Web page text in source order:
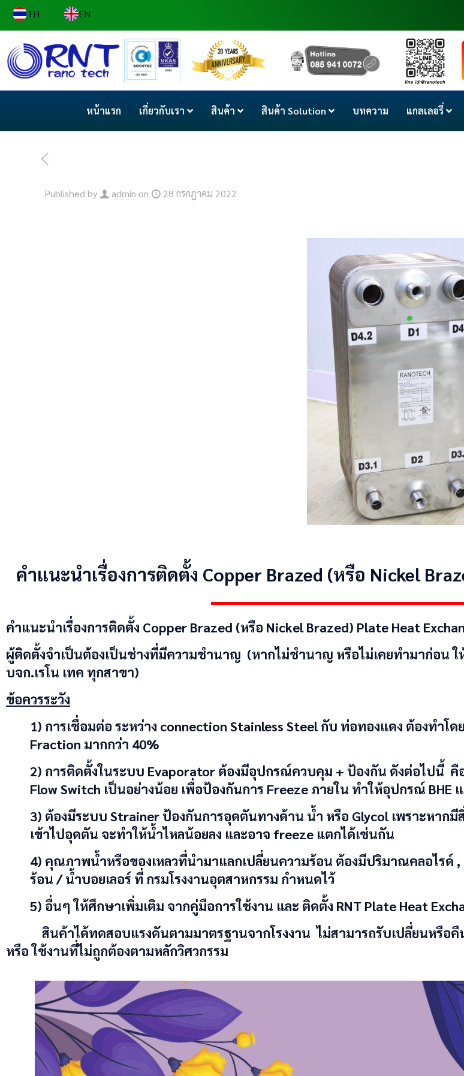
TH EN
หน้าแรก เกี่ยวกับเรา สินค้า สินค้า Solution บทความ แกลเลอรี่
Published by admin on 28 กรกฎาคม 2022
คำแนะนำเรื่องการติดตั้ง Copper Brazed (หรือ Nickel
คำแนะนำเรื่องการติดตั้ง Copper Brazed (หรือ Nickel Brazed) Plate Heat
ผู้ติดตั้งจำเป็นต้องเป็นช่างที่มีความชำนาญ (หากไม่ชำนาญ หรือไม่เคยทำมาก่อน
บจก.เรโน เทค ทุกสาขา)
ข้อควรระวัง
1) การเชื่อมต่อ ระหว่าง connection Stainless Steel กับ ท่อทองแดง ต้องทำโ
Fraction มากกว่า 40%
2) การติดตั้งในระบบ Evaporator ต้องมีอุปกรณ์ควบคุม + ป้องกัน ดังต่อไปนี้ คื
Flow Switch เป็นอย่างน้อย เพื่อป้องกันการ Freeze ภายใน ทำให้อุปกรณ์ BHE
3) ต้องมีระบบ Strainer ป้องกันการอุดตันทางด้าน น้ำ หรือ Glycol เพราะหาก
เข้าไปอุดตัน จะทำให้น้ำไหลน้อยลง และอาจ freeze แตกได้เช่นกัน
4) คุณภาพน้ำหรือของเหลวที่นำมาแลกเปลี่ยนความร้อน ต้องมีปริมาณคลอไรด์ ,
ร้อน / น้ำบอยเลอร์ ที่ กรมโรงงานอุตสาหกรรม กำหนดไว้
5) อื่นๆ ให้ศึกษาเพิ่มเติม จากคู่มือการใช้งาน และ ติดตั้ง RNT Plate Heat
สินค้าได้ทดสอบแรงดันตามมาตรฐานจากโรงงาน ไม่สามารถรับเปลี่ยนหรือคื
หรือ ใช้งานที่ไม่ถูกต้องตามหลักวิศวกรรม